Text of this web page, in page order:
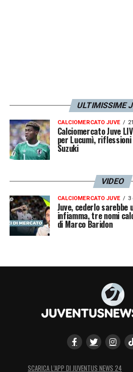
ULTIMISSIME
CALCIOMERCATO JUVE
Calciomercato Juve
per Lucumì,
Suzuki
VIDEO
CALCIOMERCATO JUVE 3
Juve, cederlo
infiamma, tre nomi
di Marco Baridon
SCARICA L’APP DI JUVENTUS NEWS 24